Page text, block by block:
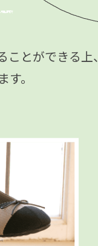
とができる上、
。